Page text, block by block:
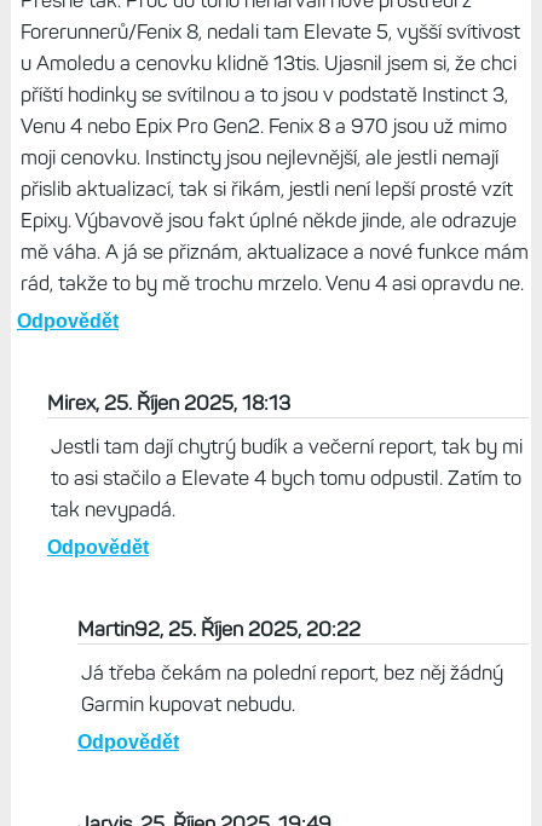
Život s Garminem, 28. Říjen 2025, 15:52
Otázkou je, jak jsou na tom čínské hodinky dnes...
Odpovědět
Mirex, 25. Říjen 2025, 18:06
Přesně tak. Proč do toho nenarvali nové prostředí z
Forerunnerů/Fenix 8, nedali tam Elevate 5, vyšší svítivost
příští hodinky se svítilnou a to jsou v podstatě Instinct 3,
moji cenovku. Instincty jsou nejlevnější, ale jestli nemají
přislib aktualizací, tak si řikám, jestli není lepší prosté vzít
Epixy. Výbavově jsou fakt úplné někde jinde, ale odrazuje
mě váha. A já se přiznám, aktualizace a nové funkce mám
Odpovědět
Mirex, 25. Říjen 2025, 18:13
Jestli tam dají chytrý budík a večerní report, tak by mi
tak nevypadá.